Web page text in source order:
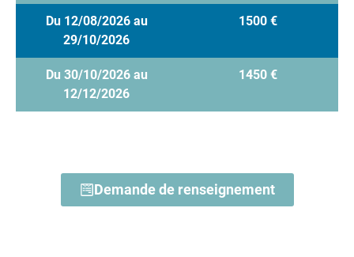
Du 12/08/2026 au
29/10/2026
1500 €
Du 30/10/2026 au
12/12/2026
1450 €
Demande de renseignement